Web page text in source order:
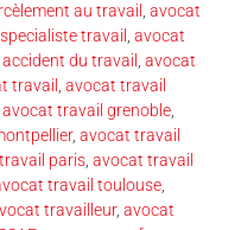
au travail , avocat
travail , avocat
du travail , avocat
travail , avocat travail
avocat travail grenoble,
, avocat travail
paris, avocat travail
travail toulouse,
travailleur, avocat